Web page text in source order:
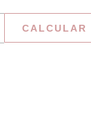
CALCULAR